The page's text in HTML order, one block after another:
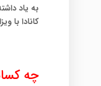
به یاد
کانادا با
چه